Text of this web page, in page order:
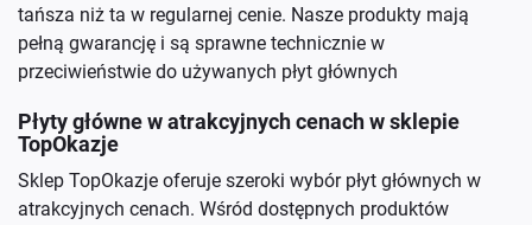
tańsza niż ta w regularnej cenie. Nasze produkty mają
pełną gwarancję i są sprawne technicznie w
przeciwieństwie do używanych płyt głównych
Płyty główne w atrakcyjnych cenach w sklepie
TopOkazje
Sklep TopOkazje oferuje szeroki wybór płyt głównych w
atrakcyjnych cenach. Wśród dostępnych produktów